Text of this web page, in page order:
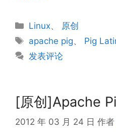
分
Linux、 原创
标
签
apache pig、 Pig
发表评论
[原创]Apache
2012 年 03 月 24 日 作者